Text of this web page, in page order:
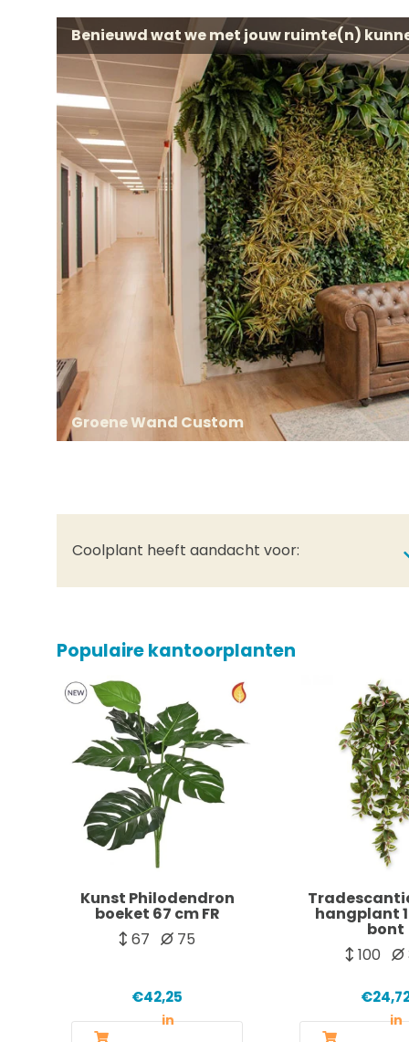
Benieuwd wat we met jouw ruimte(n)
Groene Wand Custom
Coolplant heeft aandacht voor:
Populaire kantoorplanten
Kunst Philodendron
boeket 67 cm FR
67
75
€42,25
in
hangplant
bont
100
in